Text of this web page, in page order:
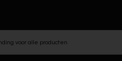
voor alle producten